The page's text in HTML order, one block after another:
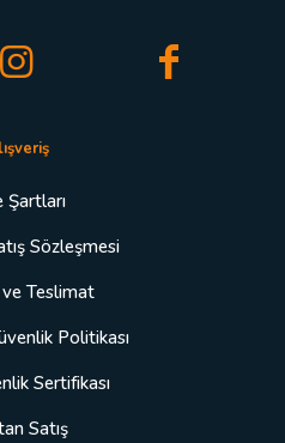
Şartları
Sözleşmesi
Teslimat
Politikası
Sertifikası
Satış